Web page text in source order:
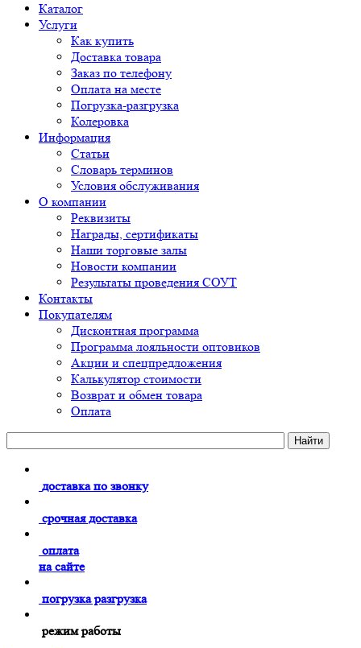
Каталог
Услуги
Как купить
Доставка товара
Заказ по телефону
Оплата на месте
Погрузка-разгрузка
Колеровка
Информация
Статьи
Словарь терминов
Условия обслуживания
О компании
Реквизиты
Награды, сертификаты
Наши торговые залы
Новости компании
Результаты проведения СОУТ
Контакты
Покупателям
Дисконтная программа
Программа лояльности оптовиков
Акции и спецпредложения
Калькулятор стоимости
Возврат и обмен товара
Оплата
доставка по звонку
срочная доставка
оплата
на сайте
погрузка разгрузка
режим работы